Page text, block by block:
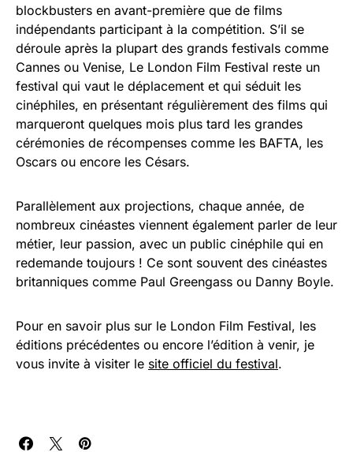
blockbusters en avant-première que de films
indépendants participant à la compétition. S’il se
déroule après la plupart des grands festivals comme
Cannes ou Venise, Le London Film Festival reste un
festival qui vaut le déplacement et qui séduit les
cinéphiles, en présentant régulièrement des films qui
marqueront quelques mois plus tard les grandes
cérémonies de récompenses comme les BAFTA, les
Oscars ou encore les Césars.
Parallèlement aux projections, chaque année, de
nombreux cinéastes viennent également parler de leur
métier, leur passion, avec un public cinéphile qui en
redemande toujours ! Ce sont souvent des cinéastes
britanniques comme Paul Greengass ou Danny Boyle.
Pour en savoir plus sur le London Film Festival, les
éditions précédentes ou encore l’édition à venir, je
vous invite à visiter le site officiel du festival.